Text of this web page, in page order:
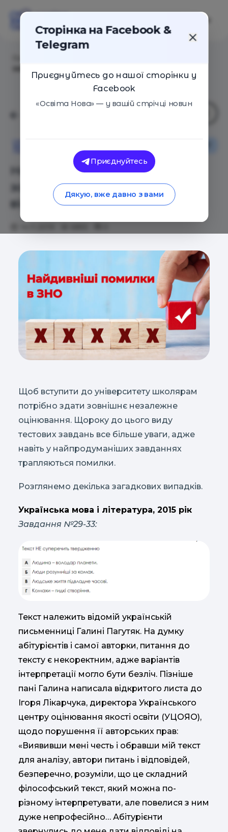
Найдивніші помилки в ЗНО:
завдання без правильної
відповіді
Щоб вступити до університету школярам
потрібно здати зовнішнє незалежне
оцінювання. Щороку до цього виду
тестових завдань все більше уваги, адже
навіть у найпродуманіших завданнях
трапляються помилки.
Розглянемо декілька загадкових випадків.
Українська мова і література, 2015 рік
Завдання №29-33:
Текст належить відомій українській
письменниці Галині Пагутяк. На думку
абітурієнтів і самої авторки, питання до
тексту є некоректним, адже варіантів
інтерпретації могло бути безліч. Пізніше
пані Галина написала відкритого листа до
Ігоря Лікарчука, директора Українського
центру оцінювання якості освіти (УЦОЯО),
щодо порушення її авторських прав:
«Виявивши мені честь і обравши мій текст
для аналізу, автори питань і відповідей,
безперечно, розуміли, що це складний
філософський текст, який можна по-
різному інтерпретувати, але повелися з ним
дуже непрофесійно… Абітурієнти
Сторінка на Facebook &
Telegram
Приєднуйтесь до нашої сторінки у
Facebook
«Освіта Нова» — у вашій стрічці новин
Приєднуйтесь
Дякую, вже давно з вами